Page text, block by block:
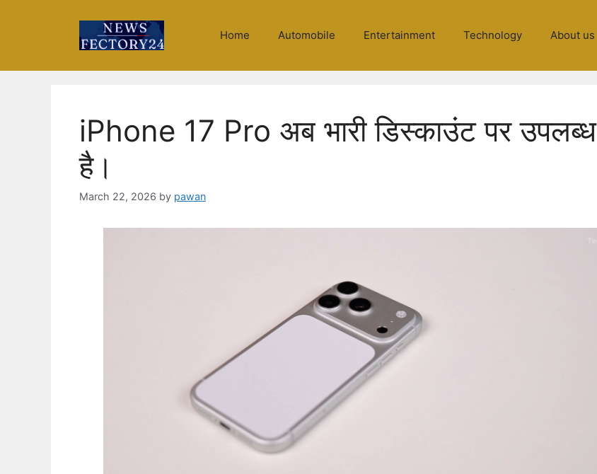
Home Automobile Entertainment Technology About us
iPhone 17 Pro अब भारी डिस्काउंट पर उपलब्ध
है।
March 22, 2026 by pawan